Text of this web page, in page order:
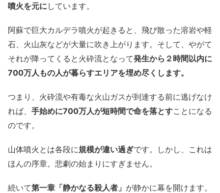
噴火を元に しています。
阿蘇で巨大カルデラ噴火が起きると、飛び散った溶岩や軽
石、火山灰などが大量に吹き上がります。そして、やがて
それが降ってくると火砕流となって発生から２時間以内に
700万人もの人が暮らすエリアを埋め尽くします。
つまり、火砕流や有毒な火山ガスが到達する前に逃げなけ
れば、 手始めに700万人が短時間で命を落とすことになる
のです。
山体噴火とは各段に規模が違い過ぎです。しかし、これは
ほんの序章。悲劇の始まりにすぎません。
続いて第一章「静かなる殺人者」 が静かに幕を開けます。